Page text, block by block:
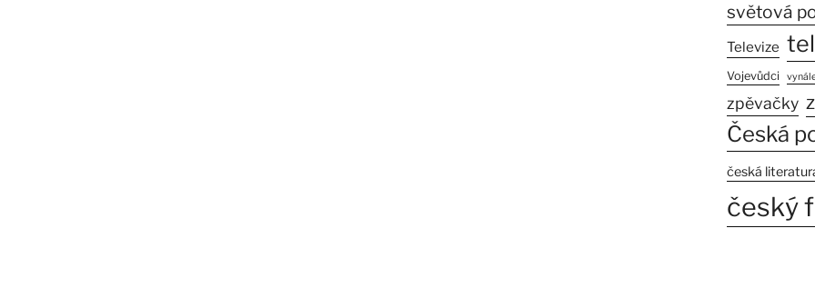
světová
Televize
Vojevůdci
zpěvačky
Česká
česká
český